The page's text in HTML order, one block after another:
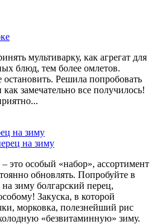
мультиварку, как агрегат для
блюд, тем более омлетов.
Решила попробовать
замечательно все получилось!
на зиму
это особый «набор», ассортимент
обновлять. Попробуйте в
на зиму болгарский перец,
Закуска, в которой
морковка, полезнейший рис
«безвитаминную» зиму.